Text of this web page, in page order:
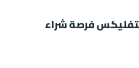
فرصة شراء